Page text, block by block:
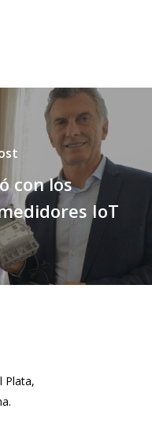
con los
IoT
Plata,